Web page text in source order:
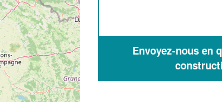
Envoyez-nous en